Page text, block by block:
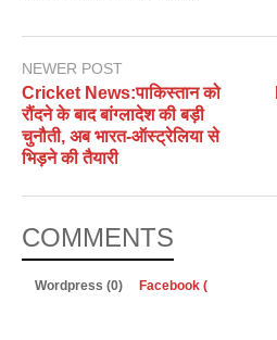
NEWER POST
Cricket News:पाकिस्तान को
रौंदने के बाद बांग्लादेश की बड़ी
चुनौती, अब भारत-ऑस्ट्रेलिया से
भिड़ने की तैयारी
COMMENTS
Wordpress (0) Facebook (